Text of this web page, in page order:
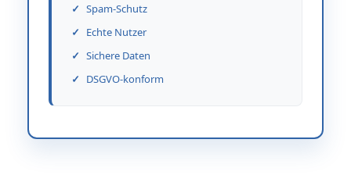
Spam-Schutz
Echte Nutzer
Sichere Daten
DSGVO-konform